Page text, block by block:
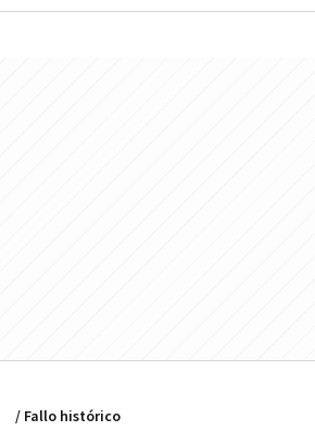
/ Fallo histórico